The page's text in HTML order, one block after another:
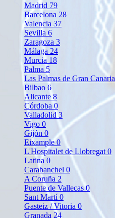
Madrid 79
Barcelona 28
Valencia 37
Sevilla 6
Zaragoza 3
Málaga 24
Murcia 18
Palma 5
Las Palmas de Gran Canaria
Bilbao 6
Alicante 8
Córdoba 0
Valladolid 3
Vigo 0
Gijón 0
Eixample0
L'Hospitalet de Llobregat 0
Latina 0
Carabanchel 0
A Coruña 2
Puente de Vallecas0
Sant Martí0
Gasteiz / Vitoria 0
Granada 24